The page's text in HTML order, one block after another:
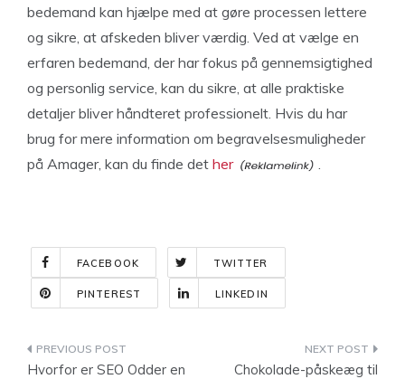
bedemand kan hjælpe med at gøre processen lettere
og sikre, at afskeden bliver værdig. Ved at vælge en
erfaren bedemand, der har fokus på gennemsigtighed
og personlig service, kan du sikre, at alle praktiske
detaljer bliver håndteret professionelt. Hvis du har
brug for mere information om begravelsesmuligheder
på Amager, kan du finde det her .
FACEBOOK TWITTER
PINTEREST LINKEDIN
Indlægsnavigation
Hvorfor er SEO Odder en
Chokolade-påskeæg til